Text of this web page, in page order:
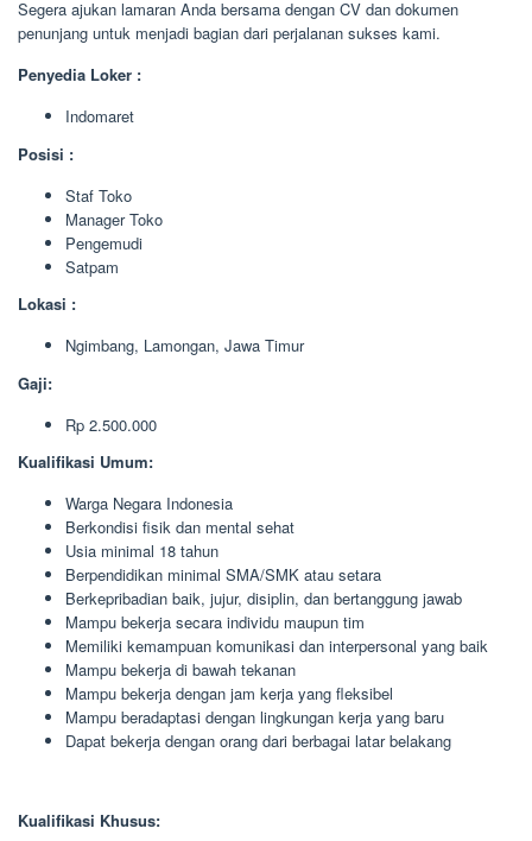
Segera ajukan lamaran Anda bersama dengan CV dan dokumen
penunjang untuk menjadi bagian dari perjalanan sukses kami.
Penyedia Loker :
Indomaret
Posisi :
Staf Toko
Manager Toko
Pengemudi
Satpam
Lokasi :
Ngimbang, Lamongan, Jawa Timur
Gaji:
Rp 2.500.000
Kualifikasi Umum:
Warga Negara Indonesia
Berkondisi fisik dan mental sehat
Usia minimal 18 tahun
Berpendidikan minimal SMA/SMK atau setara
Berkepribadian baik, jujur, disiplin, dan bertanggung jawab
Mampu bekerja secara individu maupun tim
Memiliki kemampuan komunikasi dan interpersonal yang baik
Mampu bekerja di bawah tekanan
Mampu bekerja dengan jam kerja yang fleksibel
Mampu beradaptasi dengan lingkungan kerja yang baru
Dapat bekerja dengan orang dari berbagai latar belakang
Kualifikasi Khusus: